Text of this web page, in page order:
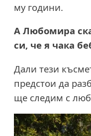
му години.
А Любомира
си, че я чака
Дали тези
предстои да
ще следим с